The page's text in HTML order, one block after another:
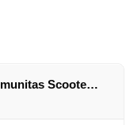
Scoote…